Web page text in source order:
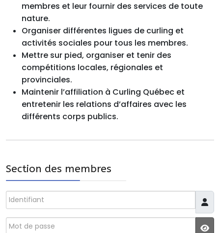
membres et leur fournir des services de toute
nature.
Organiser différentes ligues de curling et
activités sociales pour tous les membres.
Mettre sur pied, organiser et tenir des
compétitions locales, régionales et
provinciales.
Maintenir l’affiliation à Curling Québec et
entretenir les relations d’affaires avec les
différents corps publics.
Section des membres
Identifiant
Mot de passe